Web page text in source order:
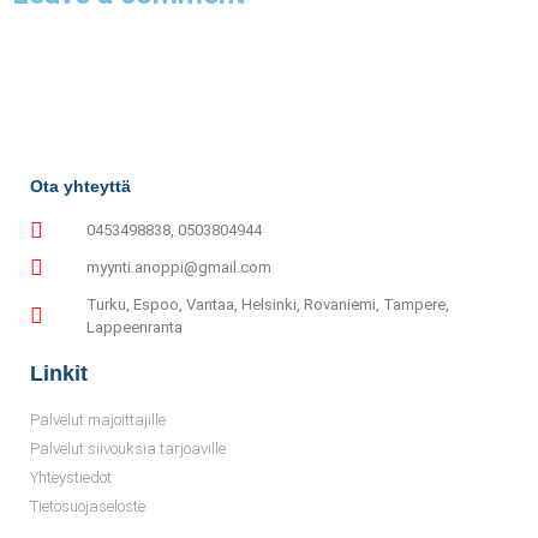
Ota yhteyttä
0453498838, 0503804944
myynti.anoppi@gmail.com
Turku, Espoo, Vantaa, Helsinki, Rovaniemi, Tampere,
Lappeenranta
Linkit
Palvelut majoittajille
Palvelut siivouksia tarjoaville
Yhteystiedot
Tietosuojaseloste